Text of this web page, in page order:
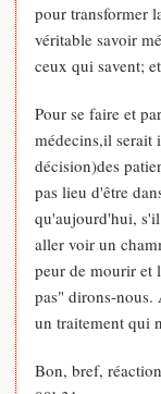
pour transformer
véritable savoir
ceux qui savent;
Pour se faire et
médecins,il serait
décision)des
pas lieu d'être
qu'aujourd'hui,
aller voir un
peur de mourir et
pas" dirons-nous.
un traitement qui
Bon, bref,